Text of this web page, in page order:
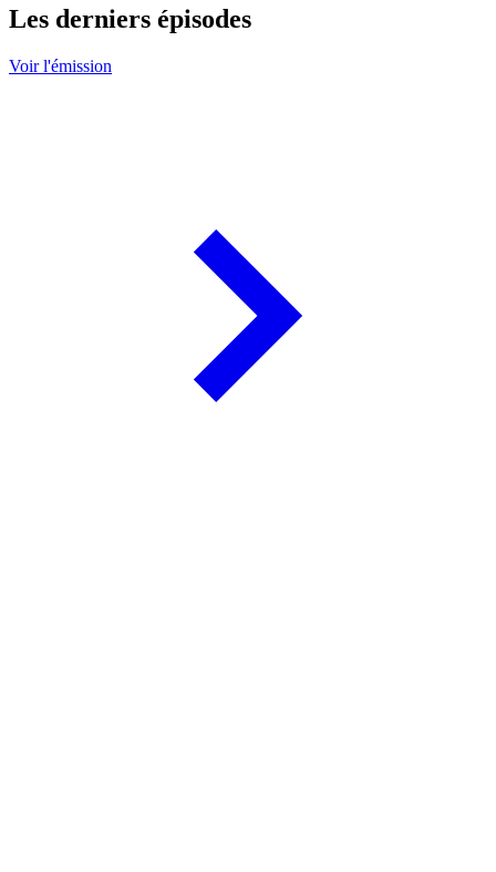
Les derniers épisodes
Voir l'émission